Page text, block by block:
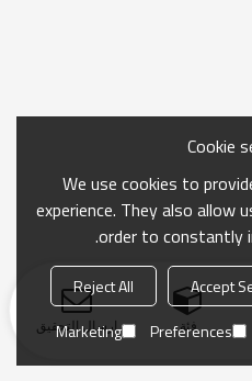
فئة ارسال التحقيق
Cookie
We use cookies to
experience. They also allow
order to constantly
Accept
Reject All
Preferences
Marketing